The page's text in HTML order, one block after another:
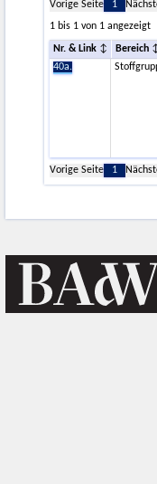
Vorige Seite 1
1 bis 1 von 1 angezeigt
Nr. & Link Bereich
40a.
Vorige Seite
1